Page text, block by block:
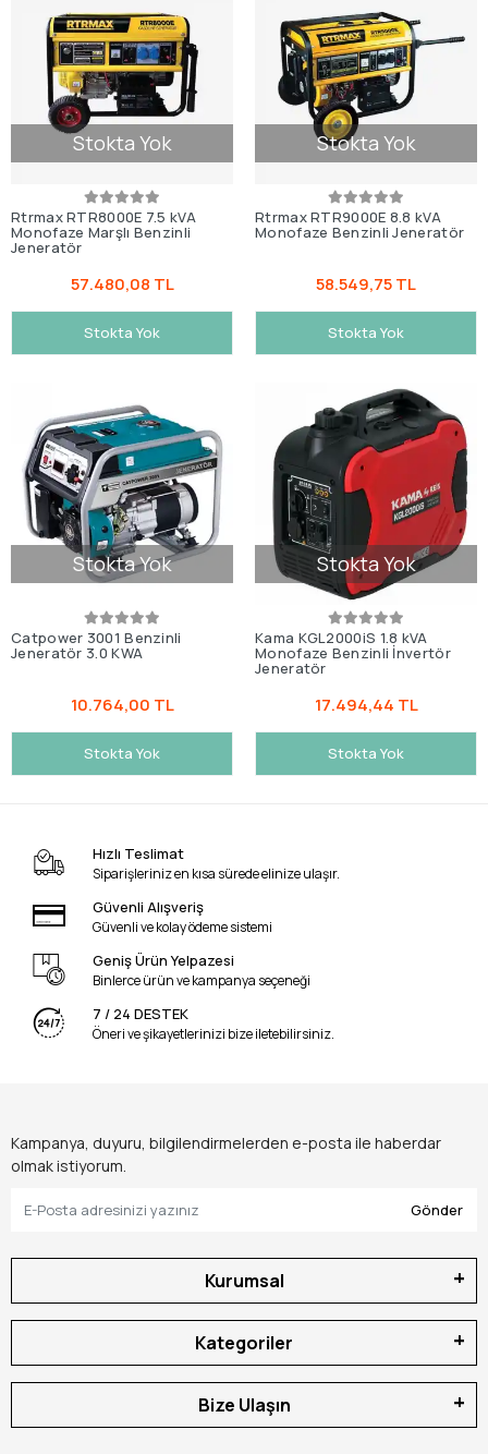
Stokta Yok
Rtrmax RTR8000E 7.5 kVA
Monofaze Marşlı Benzinli
Jeneratör
57.480,08 TL
Stokta Yok
Stokta Yok
Rtrmax RTR9000E 8.8 kVA
Monofaze Benzinli Jeneratör
58.549,75 TL
Stokta Yok
Stokta Yok
Catpower 3001 Benzinli
Jeneratör 3.0 KWA
10.764,00 TL
Stokta Yok
Stokta Yok
Kama KGL2000iS 1.8 kVA
Monofaze Benzinli İnvertör
Jeneratör
17.494,44 TL
Stokta Yok
Hızlı Teslimat
Siparişleriniz en kısa sürede elinize ulaşır.
Güvenli Alışveriş
Güvenli ve kolay ödeme sistemi
Geniş Ürün Yelpazesi
Binlerce ürün ve kampanya seçeneği
7 / 24 DESTEK
Öneri ve şikayetlerinizi bize iletebilirsiniz.
Kampanya, duyuru, bilgilendirmelerden e-posta ile haberdar
olmak istiyorum.
Gönder
Kurumsal
Kategoriler
Bize Ulaşın